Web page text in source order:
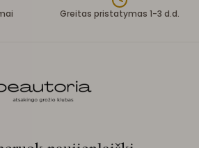
Greitas pristatymas 1-3 d.d.